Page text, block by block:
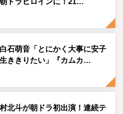
語講座と、あんこ・野球・ジ
ろす“朝ドラ”第105作。上白
の3人が、母から娘へとバト
そして令和まで物語を紡いで
アルでは、「家族の木」をテ
えた家族写真が表現されてい
白石萌音「とにかく大事に安子
ききりたい」『カムカ…
北斗が朝ドラ初出演！連続テ